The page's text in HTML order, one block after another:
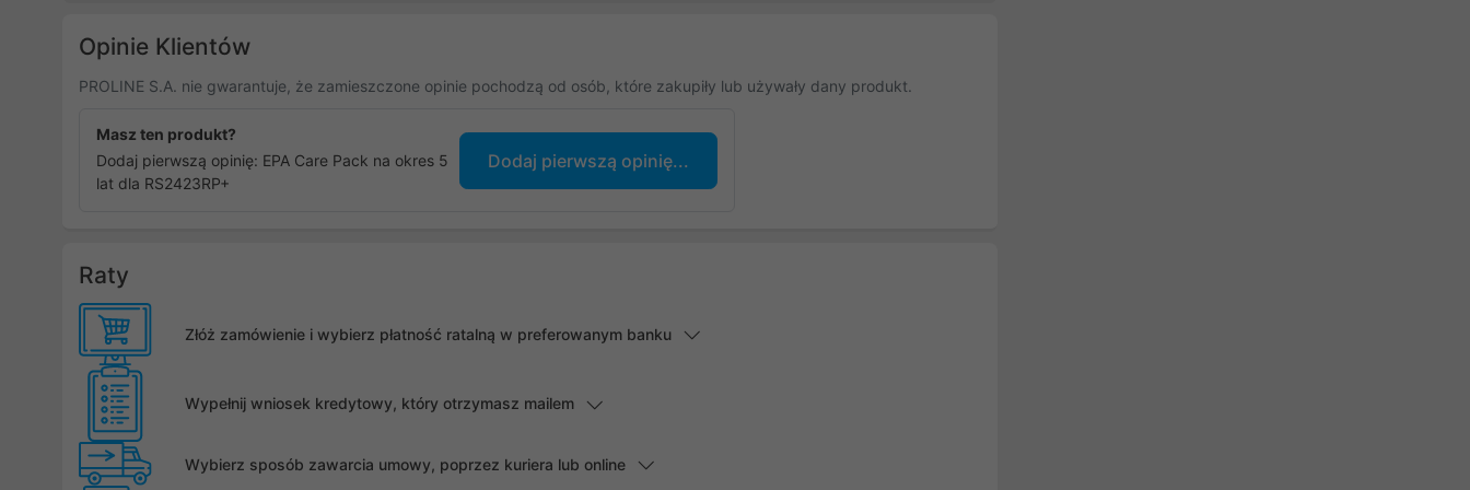
Opinie Klientów
PROLINE S.A. nie gwarantuje, że zamieszczone opinie pochodzą od osób, które zakupiły lub używały dany produkt.
Masz ten produkt?
Dodaj pierwszą opinię: EPA Care Pack na okres 5
lat dla RS2423RP+
Dodaj pierwszą opinię...
Raty
Złóż zamówienie i wybierz płatność ratalną w preferowanym banku
Wypełnij wniosek kredytowy, który otrzymasz mailem
Wybierz sposób zawarcia umowy, poprzez kuriera lub online